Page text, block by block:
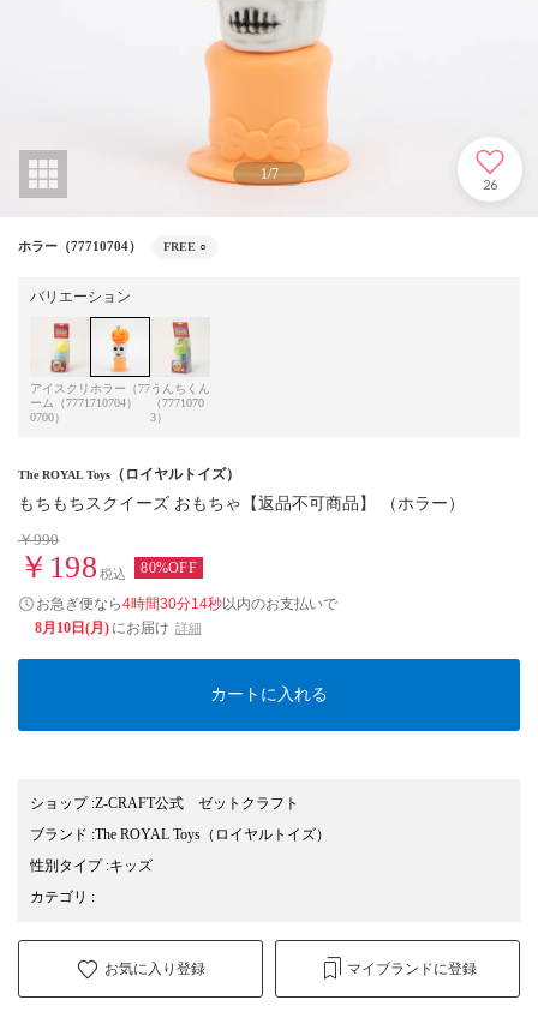
1/7
26
ホラー（77710704） FREE ○
バリエーション
アイスクリ
ーム（7771
0700）
ホラー（77
710704）
うんちくん
（7771070
3）
The ROYAL Toys （ロイヤルトイズ）
もちもちスクイーズ おもちゃ【返品不可商品】 （ホラー）
￥990
￥198 税込 80%OFF
お急ぎ便なら4時間30分13秒以内のお支払いで
8月10日(月) にお届け 詳細
カートに入れる
ショップ:Z-CRAFT公式 ゼットクラフト
ブランド :The ROYAL Toys （ロイヤルトイズ）
性別タイプ:キッズ
カテゴリ :
お気に入り登録 マイブランドに登録